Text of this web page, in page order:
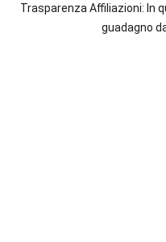
maggiori
Trasparenza Affiliazioni: In
guadagno